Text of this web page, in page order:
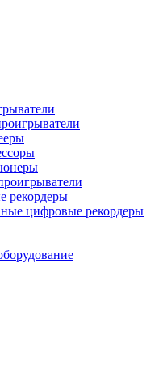
рекордеры
цифровые рекордеры